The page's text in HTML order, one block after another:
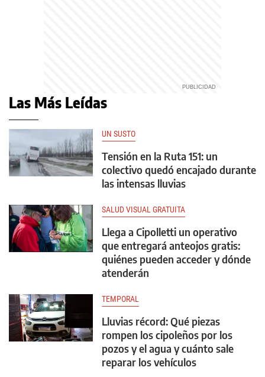
Las Más Leídas
UN SUSTO
Tensión en la Ruta 151: un
colectivo quedó encajado durante
las intensas lluvias
SALUD VISUAL GRATUITA
Llega a Cipolletti un operativo
que entregará anteojos gratis:
quiénes pueden acceder y dónde
atenderán
TEMPORAL
Lluvias récord: Qué piezas
rompen los cipoleños por los
pozos y el agua y cuánto sale
reparar los vehículos